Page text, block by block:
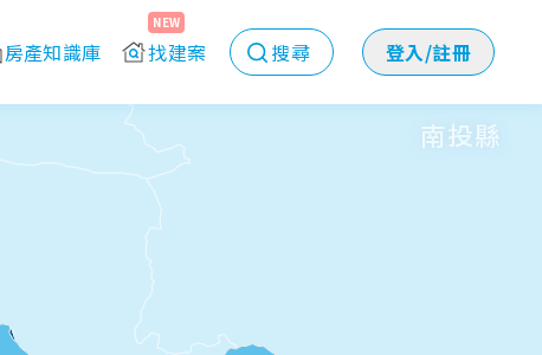
房產知識庫 找建案
NEW
搜尋 登入/註冊
南投縣